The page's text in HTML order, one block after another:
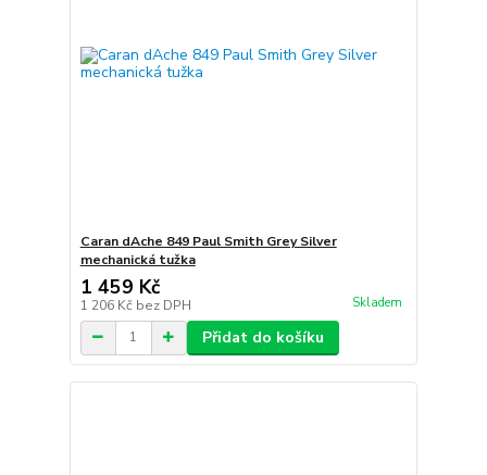
Caran dAche 849 Paul Smith Grey Silver
mechanická tužka
1 459 Kč
1 206 Kč bez DPH Skladem
Přidat do košíku